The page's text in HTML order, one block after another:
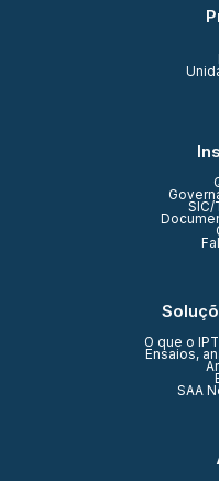
SIC/
O que o
Ensaios,
SAA